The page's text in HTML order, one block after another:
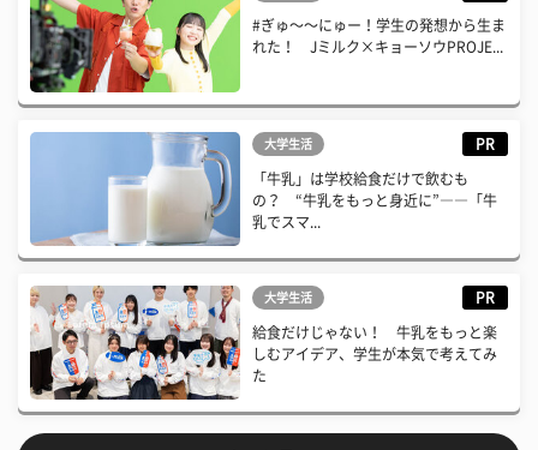
#ぎゅ〜〜にゅー！学生の発想から生ま
れた！ Jミルク×キョーソウPROJE...
大学生活 PR
「牛乳」は学校給食だけで飲むも
の？ “牛乳をもっと身近に”――「牛
乳でスマ...
大学生活 PR
給食だけじゃない！ 牛乳をもっと楽
しむアイデア、学生が本気で考えてみ
た